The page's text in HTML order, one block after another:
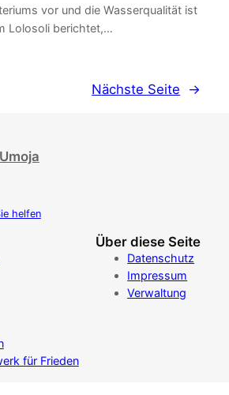
vor und die Wasserqualität ist
Lolosoli berichtet,…
Nächste Seite →
helfen
Über diese Seite
Datenschutz
Impressum
Verwaltung
für Frieden